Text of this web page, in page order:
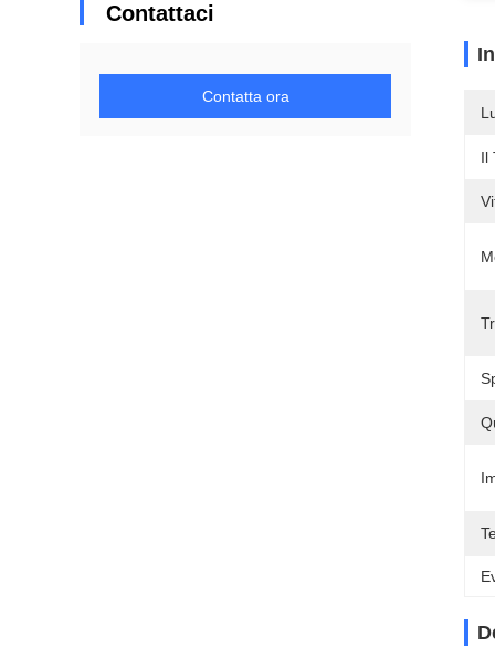
Contattaci
Contatta ora
Il